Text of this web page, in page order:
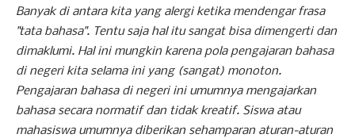
Banyak di antara kita yang alergi ketika mendengar frasa
"tata bahasa". Tentu saja hal itu sangat bisa dimengerti dan
dimaklumi. Hal ini mungkin karena pola pengajaran bahasa
di negeri kita selama ini yang (sangat) monoton.
Pengajaran bahasa di negeri ini umumnya mengajarkan
bahasa secara normatif dan tidak kreatif. Siswa atau
mahasiswa umumnya diberikan sehamparan aturan-aturan